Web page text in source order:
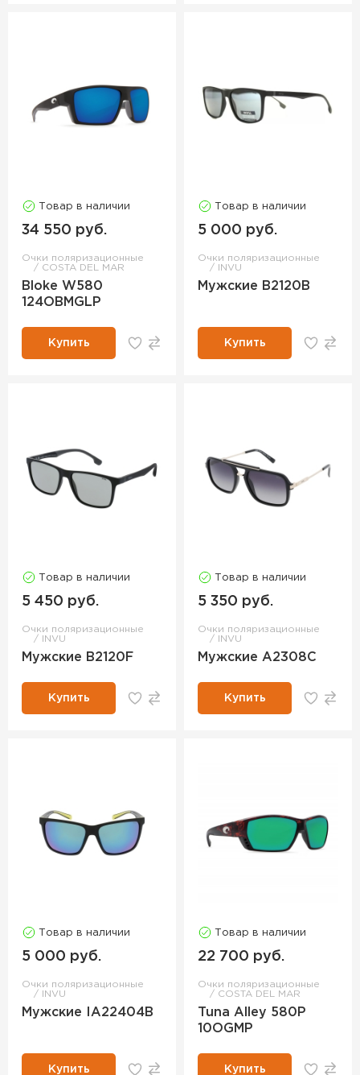
Товар в наличии
34 550 руб.
Очки поляризационные
COSTA DEL MAR
Bloke W580
124OBMGLP
Купить
Товар в наличии
5 000 руб.
Очки поляризационные
INVU
Мужские B2120B
Купить
Товар в наличии
5 450 руб.
Очки поляризационные
INVU
Мужские B2120F
Купить
Товар в наличии
5 350 руб.
Очки поляризационные
INVU
Мужские A2308C
Купить
Товар в наличии
5 000 руб.
Очки поляризационные
INVU
Мужские IA22404B
Купить
Товар в наличии
22 700 руб.
Очки поляризационные
COSTA DEL MAR
Tuna Alley 580P
10OGMP
Купить